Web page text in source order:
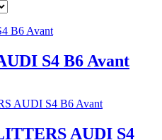
S4 B6 Avant
AUDI S4